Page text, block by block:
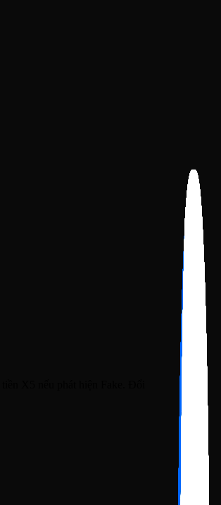
X5 nếu phát hiện Fake. Đổi